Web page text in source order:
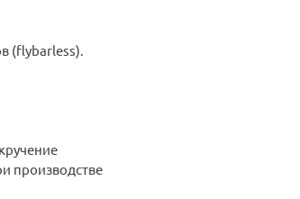
(flybarless).
производстве